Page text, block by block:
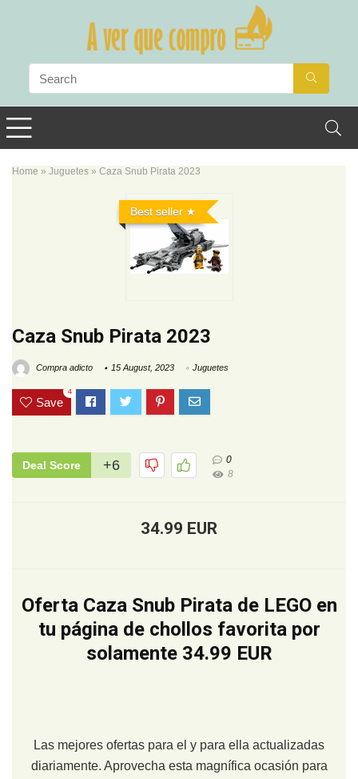
Home » Juguetes » Caza Snub Pirata 2023
Best seller
Caza Snub Pirata 2023
Compra adicto 15 August, 2023 Juguetes
Save
4
Deal Score +6
0
8
34.99 EUR
Oferta Caza Snub Pirata de LEGO en
tu página de chollos favorita por
solamente 34.99 EUR
Las mejores ofertas para el y para ella actualizadas
diariamente. Aprovecha esta magnífica ocasión para